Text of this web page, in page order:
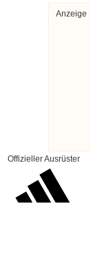
Anzeige
Offizieller Ausrüster